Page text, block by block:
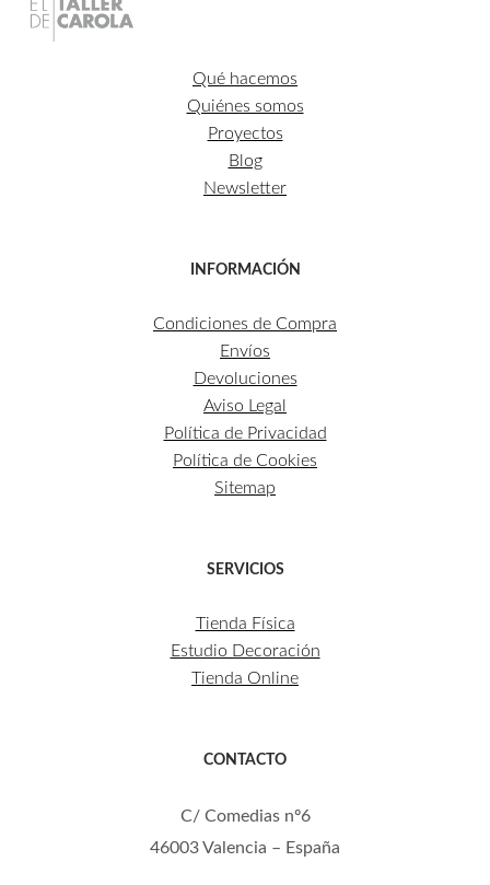
Qué hacemos
Quiénes somos
Proyectos
Blog
Newsletter
INFORMACIÓN
Condiciones de Compra
Envíos
Devoluciones
Aviso Legal
Política de Privacidad
Política de Cookies
Sitemap
SERVICIOS
Tienda Física
Estudio Decoración
Tienda Online
CONTACTO
C/ Comedias nº6
46003 Valencia – España